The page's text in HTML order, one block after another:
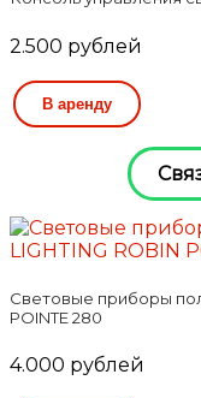
2.500 рублей
В аренду
Световые приборы
POINTE 280
4.000 рублей